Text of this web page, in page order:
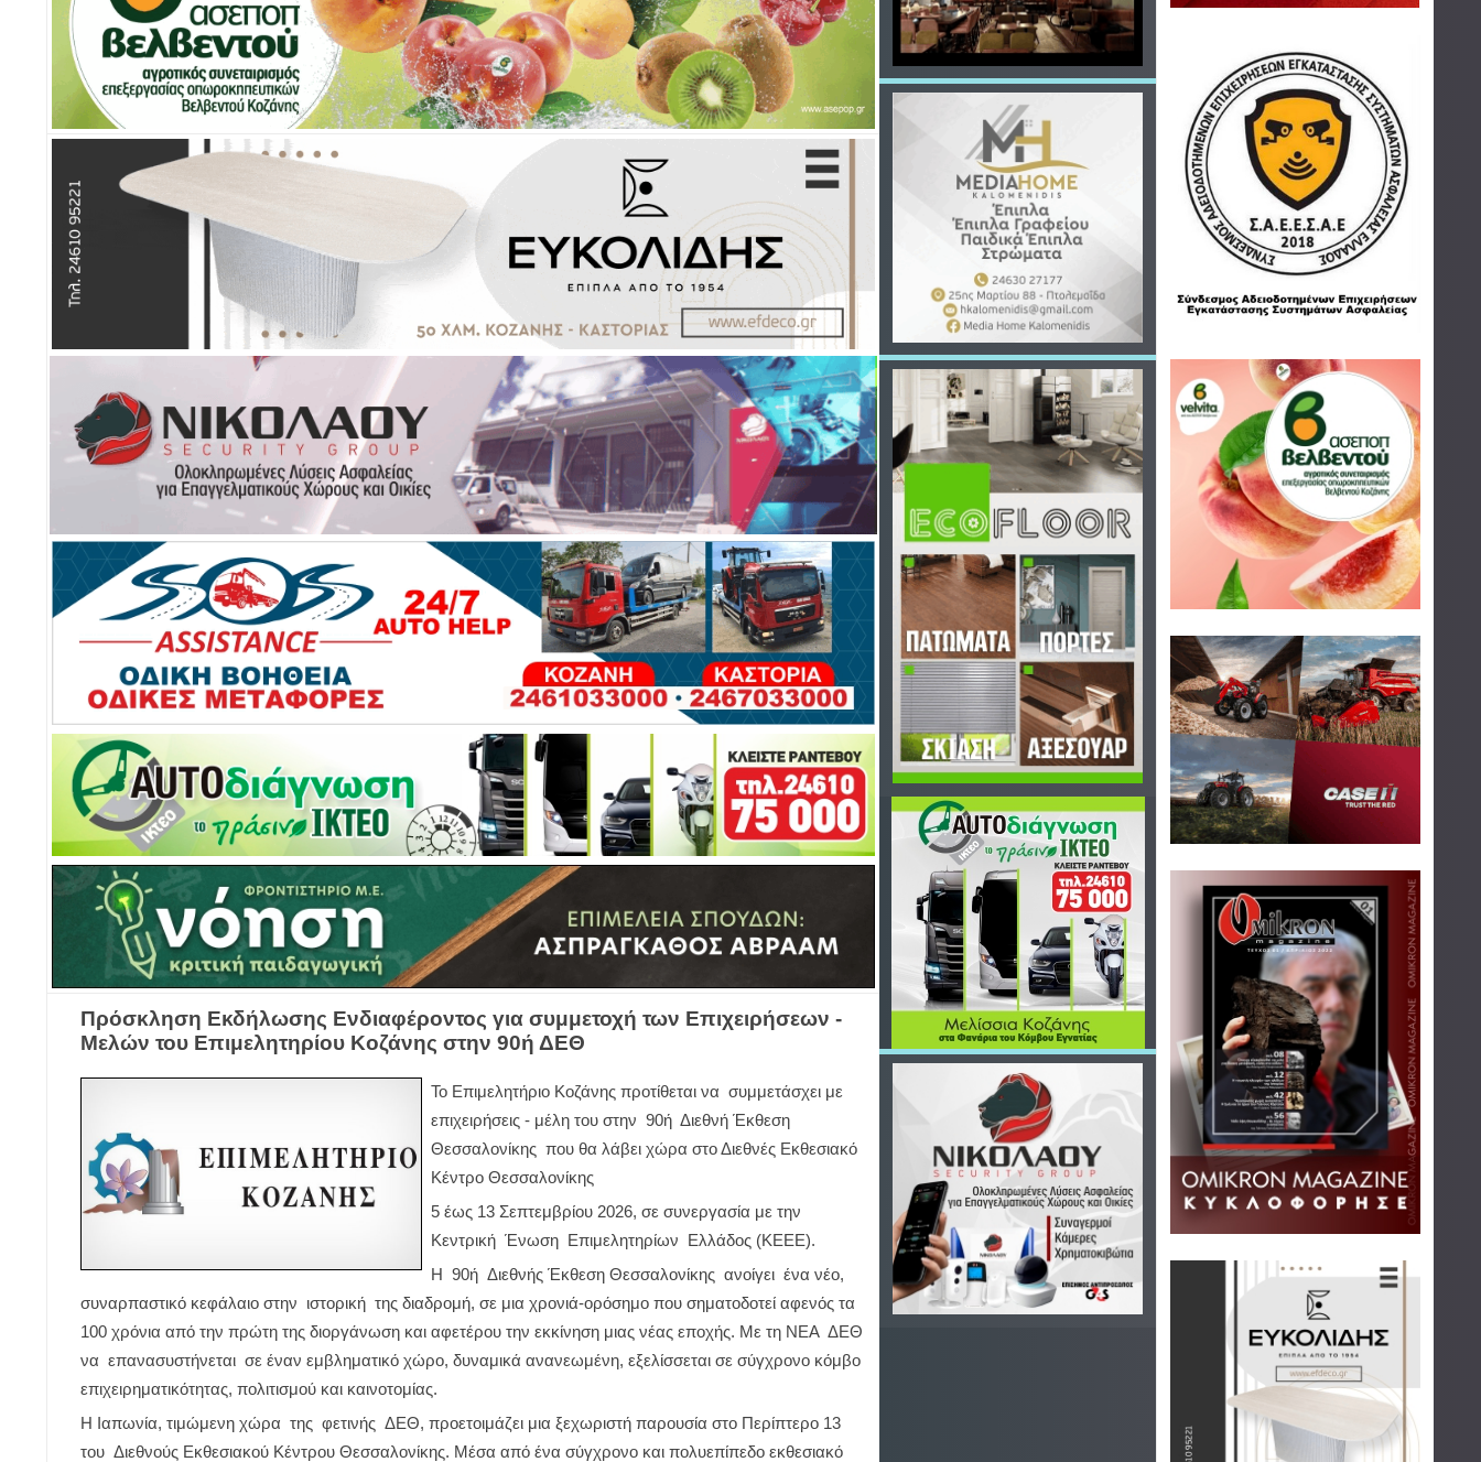
Πρόσκληση Εκδήλωσης Ενδιαφέροντος για συμμετοχή των Επιχειρήσεων -
Μελών του Επιμελητηρίου Κοζάνης στην 90ή ΔΕΘ
Το Επιμελητήριο Κοζάνης προτίθεται να συμμετάσχει με
επιχειρήσεις - μέλη του στην 90ή Διεθνή Έκθεση
Θεσσαλονίκης που θα λάβει χώρα στο Διεθνές Εκθεσιακό
Κέντρο Θεσσαλονίκης
5 έως 13 Σεπτεμβρίου 2026, σε συνεργασία με την
Κεντρική Ένωση Επιμελητηρίων Ελλάδος (ΚΕΕΕ).
Η 90ή Διεθνής Έκθεση Θεσσαλονίκης ανοίγει ένα νέο,
συναρπαστικό κεφάλαιο στην ιστορική της διαδρομή, σε μια χρονιά-ορόσημο που σηματοδοτεί αφενός τα
100 χρόνια από την πρώτη της διοργάνωση και αφετέρου την εκκίνηση μιας νέας εποχής. Με τη ΝΕΑ ΔΕΘ
να επανασυστήνεται σε έναν εμβληματικό χώρο, δυναμικά ανανεωμένη, εξελίσσεται σε σύγχρονο κόμβο
επιχειρηματικότητας, πολιτισμού και καινοτομίας.
Η Ιαπωνία, τιμώμενη χώρα της φετινής ΔΕΘ, προετοιμάζει μια ξεχωριστή παρουσία στο Περίπτερο 13
του Διεθνούς Εκθεσιακού Κέντρου Θεσσαλονίκης. Μέσα από ένα σύγχρονο και πολυεπίπεδο εκθεσιακό